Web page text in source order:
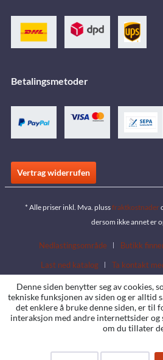
Betalingsmetoder
Vertrag widerrufen
* Alle priser inkl. Mva. plussfraktkostnader
dersom ikke annet er
Nedlastingsområde Butikk
Last ned katalog
Ta kontakt
Denne siden benytter seg av cookies,
tekniske funksjonen av siden og er alltid
det enklere å bruke denne siden, er til
interaksjon med andre internettsider og
om du tillater